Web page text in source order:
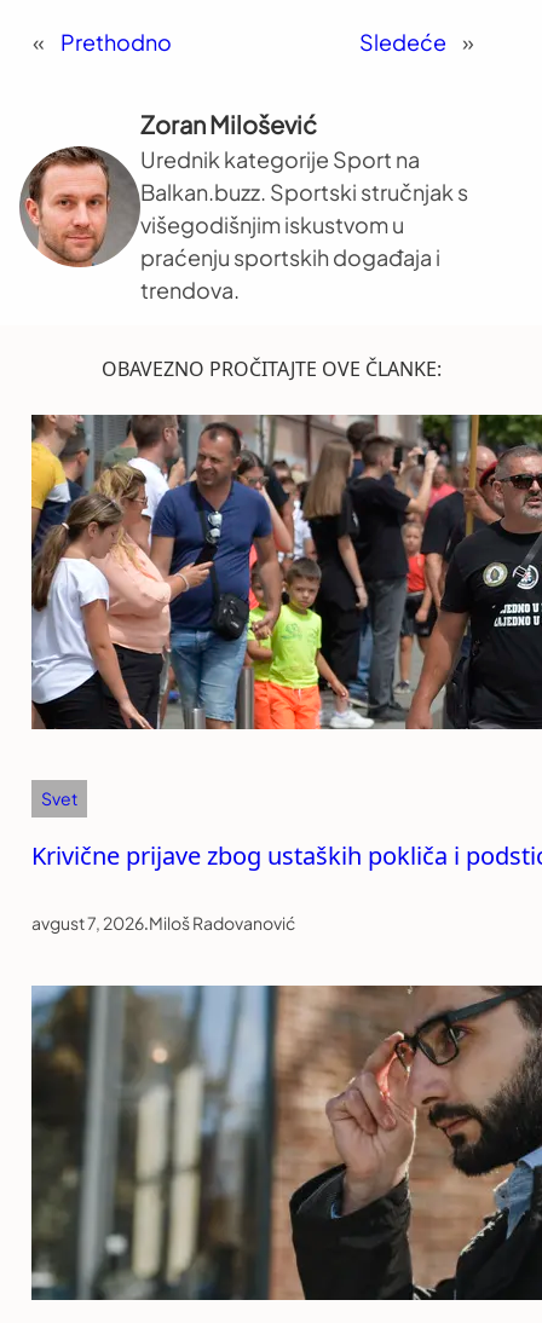
« Prethodno Sledeće »
Zoran Milošević
Urednik kategorije Sport na
Balkan.buzz. Sportski stručnjak s
višegodišnjim iskustvom u
praćenju sportskih događaja i
trendova.
OBAVEZNO PROČITAJTE OVE ČLANKE:
Svet
Krivične prijave zbog ustaških pokliča i
avgust 7, 2026.Miloš Radovanović